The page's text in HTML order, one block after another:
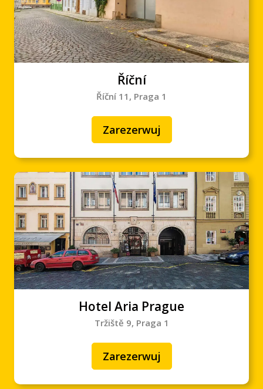
Říční
Říční 11, Praga 1
Zarezerwuj
Hotel Aria Prague
Tržiště 9, Praga 1
Zarezerwuj